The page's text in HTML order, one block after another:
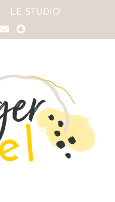
LE STUDIO